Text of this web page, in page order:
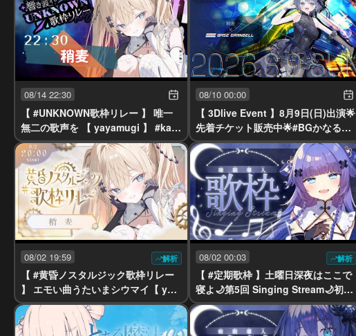
08/14 22:30
【 #UNKNOWN歌枠リレー 】 唯一
無二の歌声を 【 yayamugi 】 #kara
oke #vtuber
08/10 00:00
【 3Dlive Event 】8月9日(日)出演🌟
先着チケット販売中🌟#BGかなるフ
ェス
08/02 19:59 解析
【 #黄昏ノスタルジック歌枠リレー
】 エモい曲うたいまシウマイ【 yay
amugi 】 #karaoke #vtuber
08/02 00:03 解析
【 #定期歌枠 】土曜日深夜はここで
寝よ🌙第5回 Singing Stream🌙初見
様大歓迎 歌回 【稍麦】 #karaoke #
vtuber